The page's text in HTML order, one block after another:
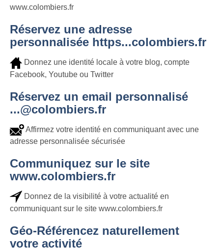
www.colombiers.fr
Réservez une adresse
personnalisée https...colombiers.fr
Donnez une identité locale à votre blog, compte
Facebook, Youtube ou Twitter
Réservez un email personnalisé
...@colombiers.fr
Affirmez votre identité en communiquant avec une
adresse personnalisée sécurisée
Communiquez sur le site
www.colombiers.fr
Donnez de la visibilité à votre actualité en
communiquant sur le site www.colombiers.fr
Géo-Référencez naturellement
votre activité